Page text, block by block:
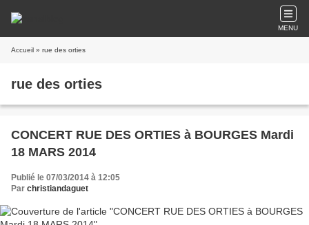
MENU
Accueil » rue des orties
rue des orties
CONCERT RUE DES ORTIES à BOURGES Mardi
18 MARS 2014
Publié le 07/03/2014 à 12:05
Par christiandaguet